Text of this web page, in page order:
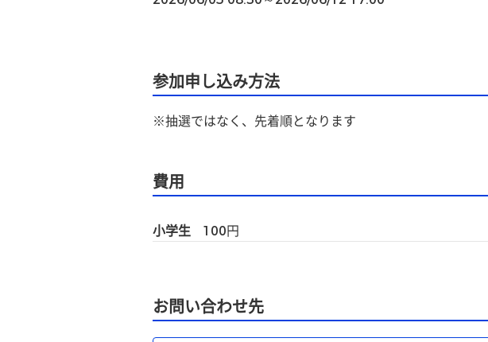
参加申し込み方法
※抽選ではなく、先着順となります
費用
小学生 100円
お問い合わせ先